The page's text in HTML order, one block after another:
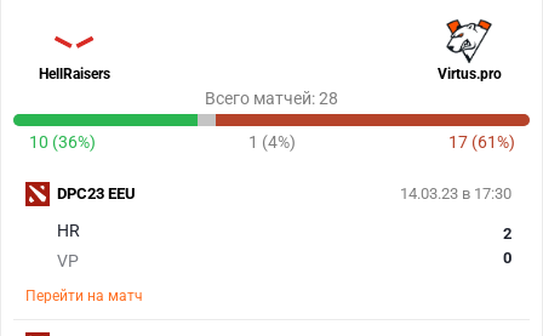
HellRaisers Virtus.pro
Всего матчей: 28
10 (36%) 1 (4%) 17 (61%)
14.03.23 в 17:30
HR
VP
2
0
Перейти на матч
DPC23 EEU